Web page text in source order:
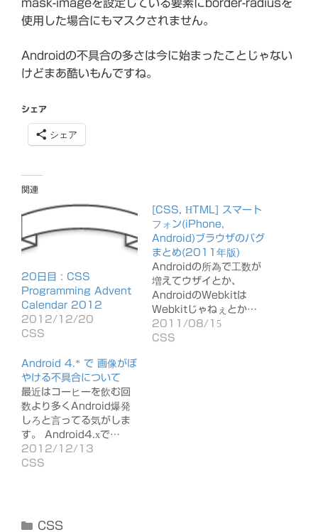
mask-imageを設定している要素にborder-radiusを
使用した場合にもマスクされません。
Androidの不具合の多さは今に始まったことじゃない
けどまあ酷いもんですね。
シェア
シェア
関連
20日目 : CSS
Programming Advent
Calendar 2012
2012/12/20
CSS
[CSS, HTML] スマート
フォン(iPhone,
Android)ブラウザのバグ
まとめ(2011年版)
Androidの所為で工数が
増えてウザイとか、
AndroidのWebkitは
Webkitじゃねぇとか…
2011/08/15
CSS
Android 4.* で 画像がぼ
やける不具合について
最近はコーヒーを飲む回
数より多くAndroid爆発
しろと言ってる気がしま
す。 Android4.xで…
2012/12/13
CSS
カ
CSS